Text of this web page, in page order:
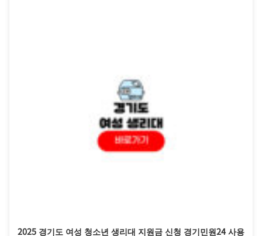
2025 경기도 여성 청소년 생리대 지원금 신청 경기민원24 사용